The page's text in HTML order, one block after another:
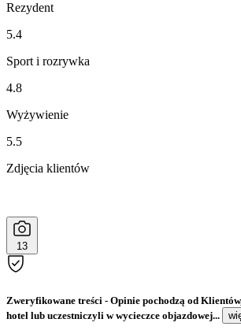
Rezydent
5.4
Sport i rozrywka
4.8
Wyżywienie
5.5
Zdjęcia klientów
13
Zweryfikowane treści - Opinie pochodzą od
hotel lub uczestniczyli w wycieczce objazdowej...